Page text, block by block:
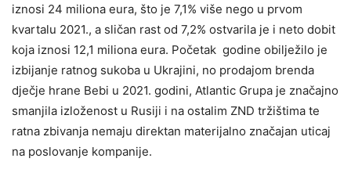
iznosi 24 miliona eura, što je 7,1% više nego u prvom
kvartalu 2021., a sličan rast od 7,2% ostvarila je i neto dobit
koja iznosi 12,1 miliona eura. Početak godine obilježilo je
izbijanje ratnog sukoba u Ukrajini, no prodajom brenda
dječje hrane Bebi u 2021. godini, Atlantic Grupa je značajno
smanjila izloženost u Rusiji i na ostalim ZND tržištima te
ratna zbivanja nemaju direktan materijalno značajan uticaj
na poslovanje kompanije.